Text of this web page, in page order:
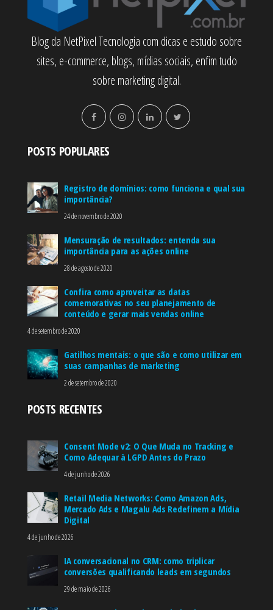
Blog da NetPixel Tecnologia com dicas e estudo sobre
sites, e-commerce, blogs, mídias sociais, enfim tudo
sobre marketing digital.
POSTS POPULARES
Registro de domínios: como funciona e qual sua
importância?
24 de novembro de 2020
Mensuração de resultados: entenda sua
importância para as ações online
28 de agosto de 2020
Confira como aproveitar as datas
comemorativas no seu planejamento de
conteúdo e gerar mais vendas online
4 de setembro de 2020
Gatilhos mentais: o que são e como utilizar em
suas campanhas de marketing
2 de setembro de 2020
POSTS RECENTES
Consent Mode v2: O Que Muda no Tracking e
Como Adequar à LGPD Antes do Prazo
4 de junho de 2026
Retail Media Networks: Como Amazon Ads,
Mercado Ads e Magalu Ads Redefinem a Mídia
Digital
4 de junho de 2026
IA conversacional no CRM: como triplicar
conversões qualificando leads em segundos
29 de maio de 2026